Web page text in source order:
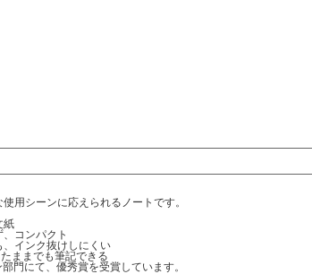
用シーンに応えられるノートです。
紙
コンパクト
、インク抜けしにくい
ままでも筆記できる
門にて、優秀賞を受賞しています。